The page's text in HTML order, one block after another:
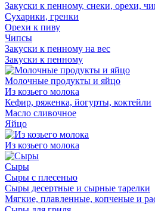
Закуски к пенному, снеки, орехи,
Сухарики, гренки
Орехи к пиву
Чипсы
Закуски к пенному на вес
Закуски к пенному
Молочные продукты и яйцо
Из козьего молока
Кефир, ряженка, йогурты, коктейли
Масло сливочное
Яйцо
Из козьего молока
Сыры
Сыры с плесенью
Сыры десертные и сырные тарелки
Мягкие, плавленные, копченые и